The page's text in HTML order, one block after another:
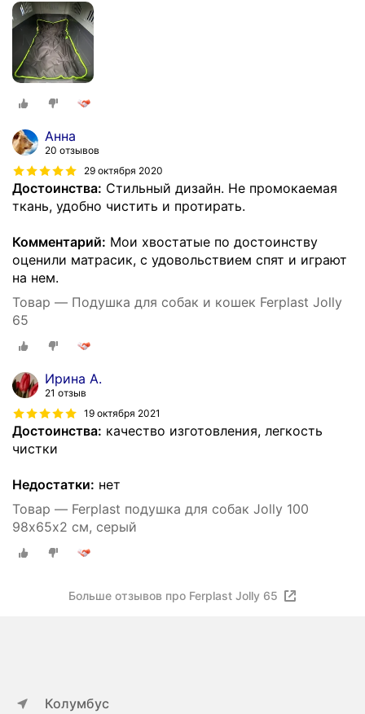
Анна
20 отзывов
29 октября 2020
Достоинства: Стильный дизайн. Не промокаемая
ткань, удобно чистить и протирать.
Комментарий: Мои хвостатые по достоинству
оценили матрасик, с удовольствием спят и играют
на нем.
Товар — Подушка для собак и кошек Ferplast Jolly
65
Ирина А.
21 отзыв
19 октября 2021
Достоинства: качество изготовления, легкость
чистки
Недостатки: нет
Товар — Ferplast подушка для собак Jolly 100
98х65х2 см, серый
Больше отзывов про Ferplast Jolly 65
Колумбус